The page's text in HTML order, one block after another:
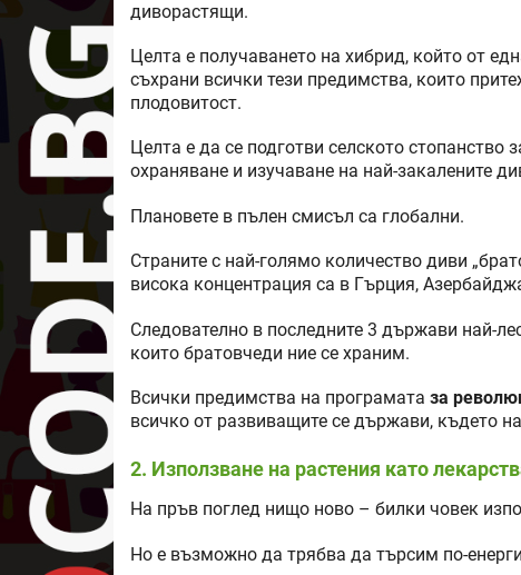
диворастящи.
Целта е получаването на хибрид, който от
съхрани всички тези предимства, които
плодовитост.
Целта е да се подготви селското стопанство
охраняване и изучаване на най-закалените
Плановете в пълен смисъл са глобални.
Страните с най-голямо количество диви
висока концентрация са в Гърция,
Следователно в последните 3 държави най-
които братовчеди ние се храним.
Всички предимства на програмата за
всичко от развиващите се държави, където
2. Използване на растения като
На пръв поглед нищо ново – билки човек
Но е възможно да трябва да търсим по-